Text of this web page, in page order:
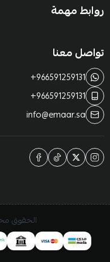
روابط مهمة
تواصل معنا
+966591259131
+966591259131
info@emaar.sa
الحقوق